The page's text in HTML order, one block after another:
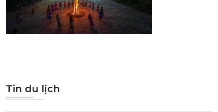
Tin du lịch